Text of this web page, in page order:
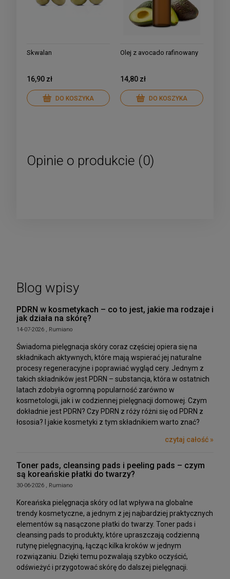
Skwalan
16,90 zł
DO KOSZYKA
Olej z avocado rafinowany
14,80 zł
DO KOSZYKA
Opinie o produkcie (0)
Blog wpisy
PDRN w kosmetykach – co to jest, jakie ma rodzaje i
jak działa na skórę?
14-07-2026 , Rumiano
Świadoma pielęgnacja skóry coraz częściej opiera się na
składnikach aktywnych, które mają wspierać jej naturalne
procesy regeneracyjne i poprawiać wygląd cery. Jednym z
takich składników jest PDRN – substancja, która w ostatnich
latach zdobyła ogromną popularność zarówno w
kosmetologii, jak i w codziennej pielęgnacji domowej. Czym
dokładnie jest PDRN? Czy PDRN z róży różni się od PDRN z
łososia? I jakie kosmetyki z tym składnikiem warto znać?
czytaj całość »
Toner pads, cleansing pads i peeling pads – czym
są koreańskie płatki do twarzy?
30-06-2026 , Rumiano
Koreańska pielęgnacja skóry od lat wpływa na globalne
trendy kosmetyczne, a jednym z jej najbardziej praktycznych
elementów są nasączone płatki do twarzy. Toner pads i
cleansing pads to produkty, które upraszczają codzienną
rutynę pielęgnacyjną, łącząc kilka kroków w jednym
rozwiązaniu. Dzięki temu pozwalają szybko oczyścić,
odświeżyć i przygotować skórę do dalszej pielęgnacji.